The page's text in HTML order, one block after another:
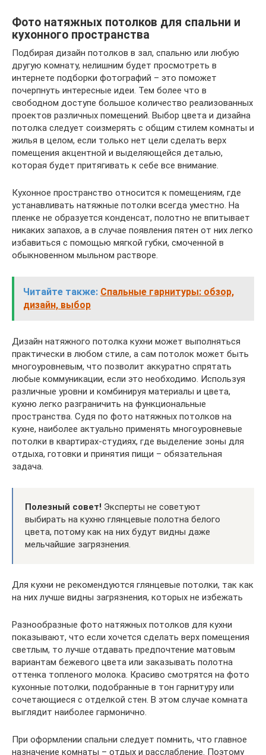
Фото натяжных потолков для спальни и
кухонного пространства
Подбирая дизайн потолков в зал, спальню или любую
другую комнату, нелишним будет просмотреть в
интернете подборки фотографий – это поможет
почерпнуть интересные идеи. Тем более что в
свободном доступе большое количество реализованных
проектов различных помещений. Выбор цвета и дизайна
потолка следует соизмерять с общим стилем комнаты и
жилья в целом, если только нет цели сделать верх
помещения акцентной и выделяющейся деталью,
которая будет притягивать к себе все внимание.
Кухонное пространство относится к помещениям, где
устанавливать натяжные потолки всегда уместно. На
пленке не образуется конденсат, полотно не впитывает
никаких запахов, а в случае появления пятен от них легко
избавиться с помощью мягкой губки, смоченной в
обыкновенном мыльном растворе.
Читайте также: Спальные гарнитуры: обзор,
дизайн, выбор
Дизайн натяжного потолка кухни может выполняться
практически в любом стиле, а сам потолок может быть
многоуровневым, что позволит аккуратно спрятать
любые коммуникации, если это необходимо. Используя
различные уровни и комбинируя материалы и цвета,
кухню легко разграничить на функциональные
пространства. Судя по фото натяжных потолков на
кухне, наиболее актуально применять многоуровневые
потолки в квартирах-студиях, где выделение зоны для
отдыха, готовки и принятия пищи – обязательная
задача.
Полезный совет! Эксперты не советуют
выбирать на кухню глянцевые полотна белого
цвета, потому как на них будут видны даже
мельчайшие загрязнения.
Для кухни не рекомендуются глянцевые потолки, так как
на них лучше видны загрязнения, которых не избежать
Разнообразные фото натяжных потолков для кухни
показывают, что если хочется сделать верх помещения
светлым, то лучше отдавать предпочтение матовым
вариантам бежевого цвета или заказывать полотна
оттенка топленого молока. Красиво смотрятся на фото
кухонные потолки, подобранные в тон гарнитуру или
сочетающиеся с отделкой стен. В этом случае комната
выглядит наиболее гармонично.
При оформлении спальни следует помнить, что главное
назначение комнаты – отдых и расслабление. Поэтому